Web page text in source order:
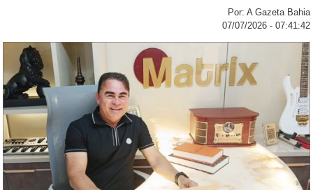
Por: A Gazeta Bahia
07/07/2026 - 07:41:42